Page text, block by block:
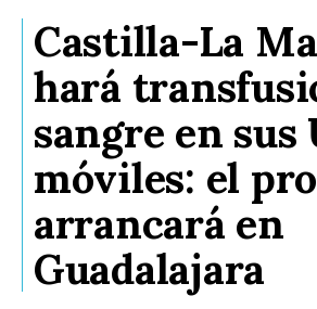
Castilla-La
hará
sangre en sus
móviles: el
arrancará en
Guadalajara